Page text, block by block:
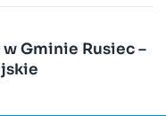
Gminie Rusiec –